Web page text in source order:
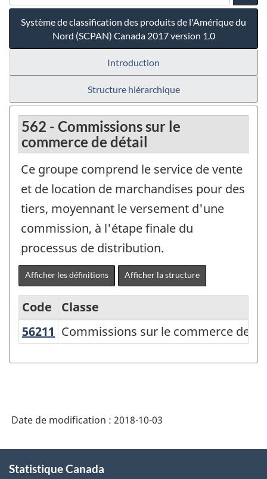
Système de classification des produits de l'Amérique du
Nord (SCPAN) Canada 2017 version 1.0
Introduction
Structure hiérarchique
562 - Commissions sur le
commerce de détail
Ce groupe comprend le service de vente
et de location de marchandises pour des
tiers, moyennant le versement d'une
commission, à l'étape finale du
processus de distribution.
Afficher les définitions Afficher la structure
Système
produits
l'Amérique
du
Code
Classe
56211 Commissions sur le commerce de
Commissions sur le commerce de
Date de modification : 2018-10-03
propos
Statistique Canada